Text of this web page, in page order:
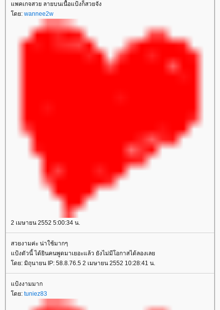
พคเกจสวย ลายบนเนื้อแป้งก็สวยจัง
ดย: wannee2w
2 เมษายน 2552 5:00:34 น.
สวยงามค่ะ น่าใช้มากๆ
ป้งตัวนี้ ได้ยินคนพูดมาเยอะแล้ว ยังไม่มีโอกาสได้ลองเล
ดย: มิถุนายน IP: 58.8.76.5 2 เมษายน 2552 10:28:41 น.
ป้งงามมาก
ดย: tuniez83